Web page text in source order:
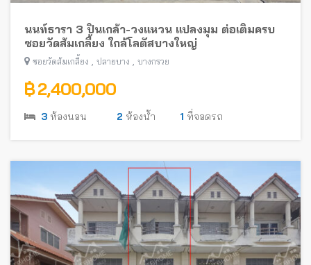
นนท์ธารา 3 ปิ่นเกล้า-วงแหวน แปลงมุม ต่อเติมครบ
ซอยวัดส้มเกลี้ยง ใกล้โลตัสบางใหญ่
ซอยวัดส้มเกลี้ยง , ปลายบาง , บางกรวย
฿ 2,400,000
3 ห้องนอน 2 ห้องน้ำ 1 ที่จอดรถ